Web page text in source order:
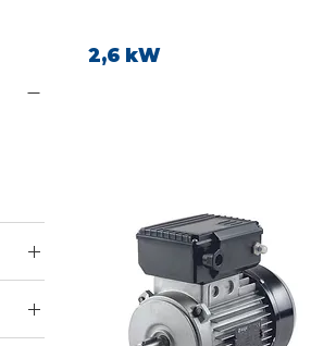
465 €
2,6 kW